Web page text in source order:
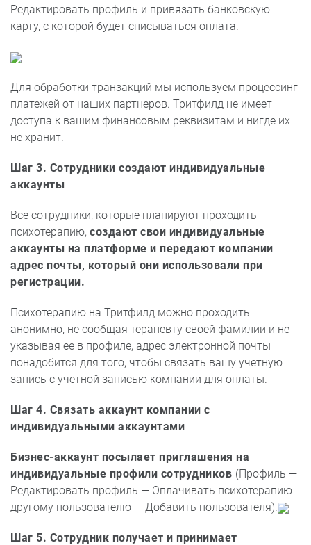
Редактировать профиль и привязать банковскую
карту, с которой будет списываться оплата.
Для обработки транзакций мы используем процессинг
платежей от наших партнеров. Тритфилд не имеет
доступа к вашим финансовым реквизитам и нигде их
не хранит.
Шаг 3. Сотрудники создают индивидуальные
аккаунты
Все сотрудники, которые планируют проходить
психотерапию, создают свои индивидуальные
аккаунты на платформе и передают компании
адрес почты, который они использовали при
регистрации.
Психотерапию на Тритфилд можно проходить
анонимно, не сообщая терапевту своей фамилии и не
указывая ее в профиле, адрес электронной почты
понадобится для того, чтобы связать вашу учетную
запись с учетной записью компании для оплаты.
Шаг 4. Связать аккаунт компании с
индивидуальными аккаунтами
Бизнес-аккаунт посылает приглашения на
индивидуальные профили сотрудников (Профиль —
Редактировать профиль — Оплачивать психотерапию
другому пользователю — Добавить пользователя).
Шаг 5. Сотрудник получает и принимает